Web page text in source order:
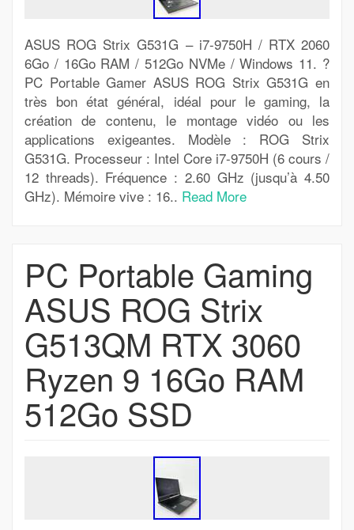
ASUS ROG Strix G531G – i7-9750H / RTX 2060
6Go / 16Go RAM / 512Go NVMe / Windows 11. ?
PC Portable Gamer ASUS ROG Strix G531G en
très bon état général, idéal pour le gaming, la
création de contenu, le montage vidéo ou les
applications exigeantes. Modèle : ROG Strix
G531G. Processeur : Intel Core i7-9750H (6 cours /
12 threads). Fréquence : 2.60 GHz (jusqu’à 4.50
GHz). Mémoire vive : 16.. Read More
PC Portable Gaming
ASUS ROG Strix
G513QM RTX 3060
Ryzen 9 16Go RAM
512Go SSD